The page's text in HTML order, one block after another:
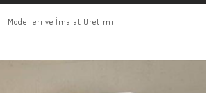
Modelleri ve İmalat Üretimi